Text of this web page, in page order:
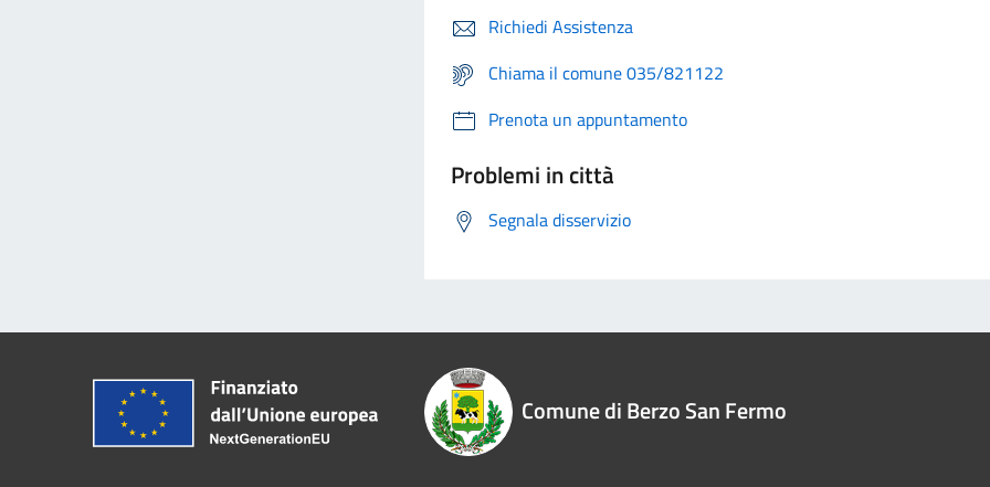
Richiedi Assistenza
Chiama il comune 035/821122
Prenota un appuntamento
Problemi in città
Segnala disservizio
Comune di Berzo San Fermo